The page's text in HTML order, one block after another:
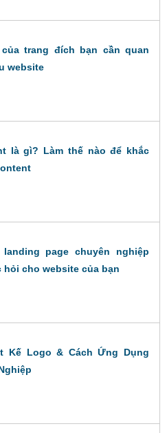
trang đích bạn cần quan
website
là gì? Làm thế nào để khắc
page chuyên nghiệp
hỏi cho website của bạn
Kế Logo & Cách Ứng Dụng